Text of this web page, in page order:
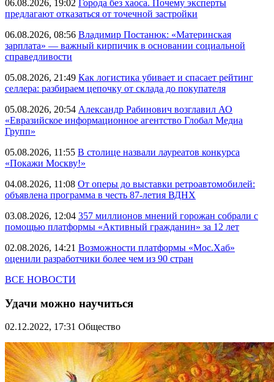
06.08.2026, 19:02 Города без хаоса. Почему эксперты
предлагают отказаться от точечной застройки
06.08.2026, 08:56 Владимир Постанюк: «Материнская
зарплата» — важный кирпичик в основании социальной
справедливости
05.08.2026, 21:49 Как логистика убивает и спасает рейтинг
селлера: разбираем цепочку от склада до покупателя
05.08.2026, 20:54 Александр Рабинович возглавил АО
«Евразийское информационное агентство Глобал Медиа
Групп»
05.08.2026, 11:55 В столице назвали лауреатов конкурса
«Покажи Москву!»
04.08.2026, 11:08 От оперы до выставки ретроавтомобилей:
объявлена программа в честь 87-летия ВДНХ
03.08.2026, 12:04 357 миллионов мнений горожан собрали с
помощью платформы «Активный гражданин» за 12 лет
02.08.2026, 14:21 Возможности платформы «Мос.Хаб»
оценили разработчики более чем из 90 стран
ВСЕ НОВОСТИ
Удачи можно научиться
02.12.2022, 17:31 Общество